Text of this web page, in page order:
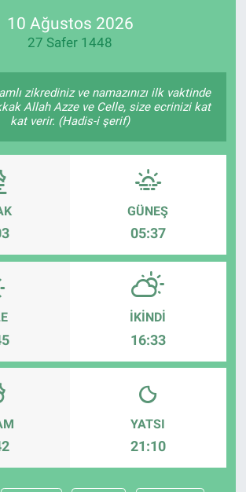
10 Ağustos 2026
27 Safer 1448
zikrediniz ve namazınızı ilk vaktinde
Allah Azze ve Celle, size ecrinizi kat
kat verir. (Hadis-i şerif)
GÜNEŞ
05:37
İKINDI
16:33
YATSI
21:10